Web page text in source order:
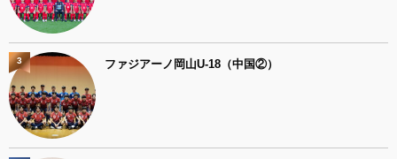
ファジアーノ岡山U-18（中国②）
3